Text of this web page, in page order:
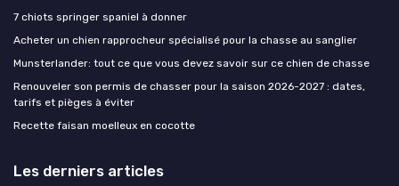
7 chiots springer spaniel à donner
Acheter un chien rapprocheur spécialisé pour la chasse au sanglier
Munsterlander: tout ce que vous devez savoir sur ce chien de chasse
Renouveler son permis de chasser pour la saison 2026-2027 : dates,
tarifs et pièges à éviter
Recette faisan moelleux en cocotte
Les derniers articles